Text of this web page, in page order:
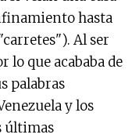
hasta
Al ser
lo que acababa de
palabras
y los
últimas